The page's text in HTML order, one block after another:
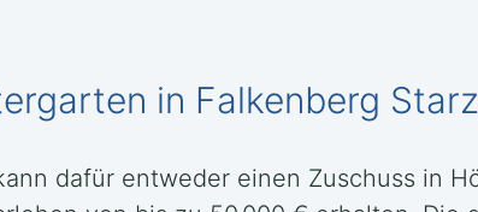
in Falkenberg
dafür entweder einen Zuschuss in